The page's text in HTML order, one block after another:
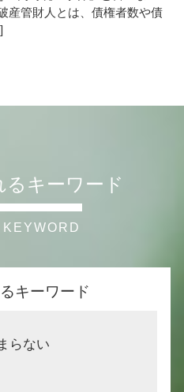
産管財人とは、債権者数や債
るキーワード
キーワード
らない